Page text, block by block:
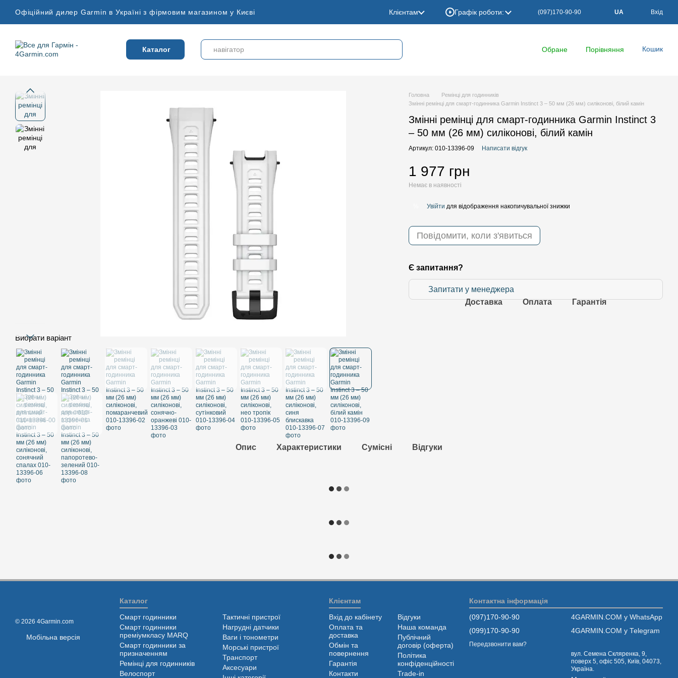
Офіційний дилер Garmin в Україні з фірмовим магазином у Києві Клієнтам Графік роботи: (097)170-90-90 UA Вхід
Каталог Обране Порівняння Кошик
Вибрати варіант
Головна
Ремінці для годинників
Змінні ремінці для смарт-годинника Garmin Instinct 3 – 50 мм (26 мм) силіконові, білий камін
Змінні ремінці для смарт-годинника Garmin Instinct 3
– 50 мм (26 мм) силіконові, білий камін
Артикул: 010-13396-09 Написати відгук
1 977 грн
Немає в наявності
Увійти для відображення накопичувальної знижки
Повідомити, коли з'явиться
Є запитання?
Запитати у менеджера
Доставка
Оплата Гарантія
Опис Характеристики Сумісні Відгуки
© 2026 4Garmin.com
Мобільна версія
Каталог
Смарт годинники
Смарт годинники
преміумкласу MARQ
Смарт годинники за
призначенням
Ремінці для годинників
Велоспорт
Тактичні пристрої
Нагрудні датчики
Ваги і тонометри
Морські пристрої
Транспорт
Аксесуари
Клієнтам
Вхід до кабінету
Оплата та
доставка
Обмін та
повернення
Гарантія
Контакти
Відгуки
Наша команда
Публічний
договір (оферта)
Політика
конфіденційності
Trade-in
Контактна інформація
(097)170-90-90
(099)170-90-90
Передзвонити вам?
4GARMIN.COM у WhatsApp
4GARMIN.COM у Telegram
вул. Семена Скляренка, 9,
поверх 5, офіс 505, Київ, 04073,
Україна.